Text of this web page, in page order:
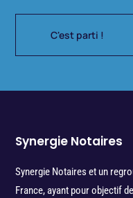
C'est parti !
Synergie Notaires
Synergie Notaires et un
France, ayant pour objectif